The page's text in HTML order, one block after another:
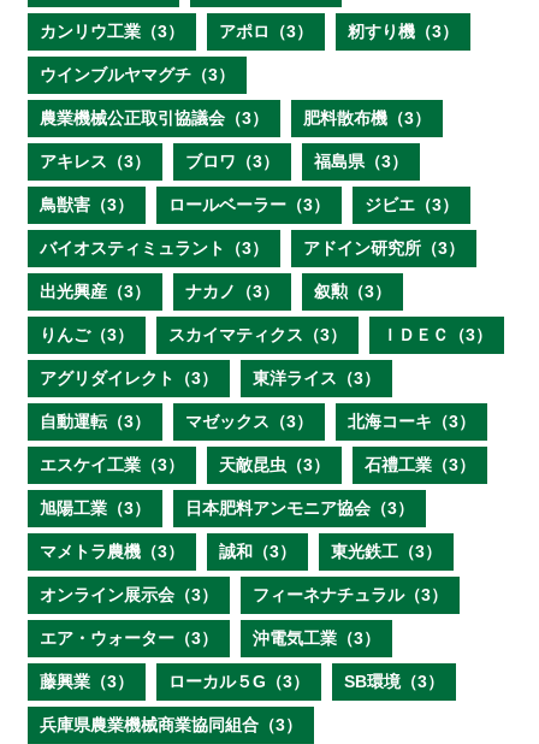
カンリウ工業（3） アポロ（3） 籾すり機（3）
ウインブルヤマグチ（3）
農業機械公正取引協議会（3） 肥料散布機（3）
アキレス（3） ブロワ（3） 福島県（3）
鳥獣害（3） ロールベーラー（3） ジビエ（3）
バイオスティミュラント（3） アドイン研究所（3）
出光興産（3） ナカノ（3） 叙勲（3）
りんご（3） スカイマティクス（3） ＩＤＥＣ（3）
アグリダイレクト（3） 東洋ライス（3）
自動運転（3） マゼックス（3） 北海コーキ（3）
エスケイ工業（3） 天敵昆虫（3） 石禮工業（3）
旭陽工業（3） 日本肥料アンモニア協会（3）
マメトラ農機（3） 誠和（3） 東光鉄工（3）
オンライン展示会（3） フィーネナチュラル（3）
エア・ウォーター（3） 沖電気工業（3）
藤興業（3） ローカル５G（3） SB環境（3）
兵庫県農業機械商業協同組合（3）